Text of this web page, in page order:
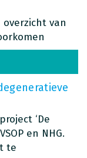
van
‘De
en NHG.
te